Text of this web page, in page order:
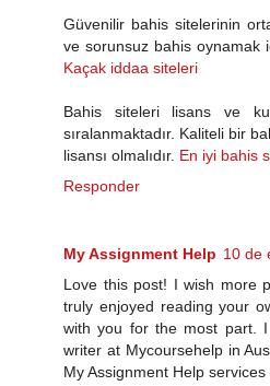
Güvenilir bahis sitelerinin
ve sorunsuz bahis oynamak
Kaçak iddaa siteleri
Bahis siteleri lisans ve
sıralanmaktadır. Kaliteli bir
lisansı olmalıdır. En iyi bahis
Responder
My Assignment Help 10 de
Love this post! I wish more
truly enjoyed reading your
with you for the most part.
writer at Mycoursehelp in
My Assignment Help